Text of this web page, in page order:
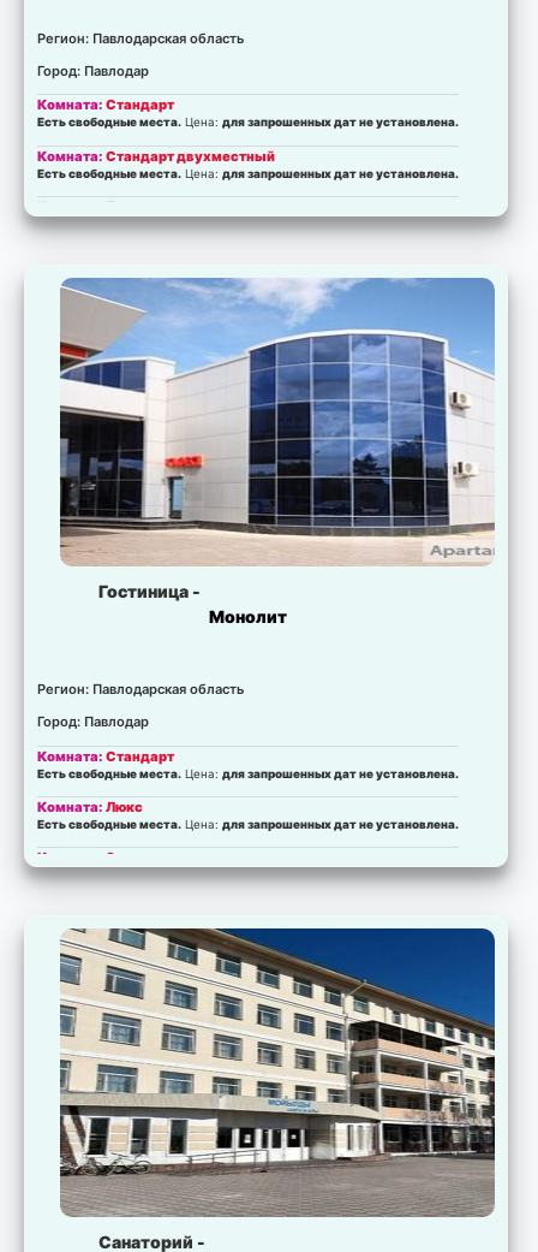
Регион: Павлодарская область
Город: Павлодар
Комната:Стандарт
Есть свободные места. Цена:для запрошенных дат не установлена.
Комната:Стандарт двухместный
Есть свободные места. Цена:для запрошенных дат не установлена.
Комната: Полулюкс
Гостиница -
Монолит
Регион: Павлодарская область
Город: Павлодар
Комната:Стандарт
Есть свободные места. Цена:для запрошенных дат не установлена.
Комната:Люкс
Есть свободные места. Цена:для запрошенных дат не установлена.
Комната: Эконом
Санаторий -